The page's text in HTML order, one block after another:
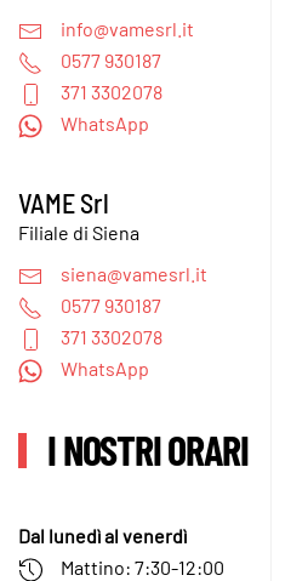
info@vamesrl.it
0577 930187
371 3302078
WhatsApp
VAME Srl
Filiale di Siena
siena@vamesrl.it
0577 930187
371 3302078
WhatsApp
I NOSTRI ORARI
Dal lunedì al venerdì
Mattino: 7:30-12:00